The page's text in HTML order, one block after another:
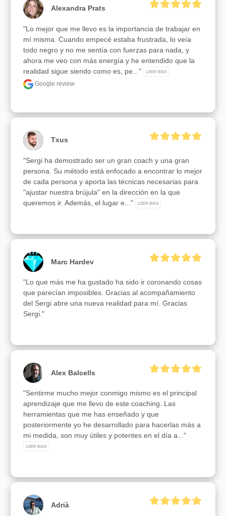
Alexandra Prats
"Lo mejor que me llevo es la importancia de trabajar en
mí misma. Cuando empecé estaba frustrada, lo veía
todo negro y no me sentía con fuerzas para nada, y
ahora me veo con más energía y he entendido que la
realidad sigue siendo como es, pe..."
LEER MÁS
Google review
Txus
"Sergi ha demostrado ser un gran coach y una gran
persona. Su método está enfocado a encontrar lo mejor
de cada persona y aporta las técnicas necesarias para
"ajustar nuestra brújula" en la dirección en la que
queremos ir. Además, el lugar e..."
LEER MÁS
Marc Hardev
"Lo que más me ha gustado ha sido ir coronando cosas
que parecían imposibles. Gracias al acompañamiento
del Sergi abre una nueva realidad para mí. Gracias
Sergi."
Alex Balcells
"Sentirme mucho mejor conmigo mismo es el principal
aprendizaje que me llevo de este coaching. Las
herramientas que me has enseñado y que
posteriormente yo he desarrollado para hacerlas más a
mi medida, son muy útiles y potentes en el día a..."
LEER MÁS
Adrià